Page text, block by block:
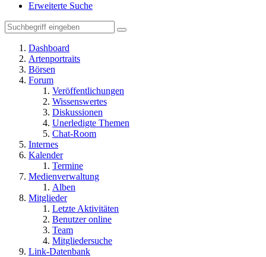
Erweiterte Suche
Dashboard
Artenportraits
Börsen
Forum
Veröffentlichungen
Wissenswertes
Diskussionen
Unerledigte Themen
Chat-Room
Internes
Kalender
Termine
Medienverwaltung
Alben
Mitglieder
Letzte Aktivitäten
Benutzer online
Team
Mitgliedersuche
Link-Datenbank